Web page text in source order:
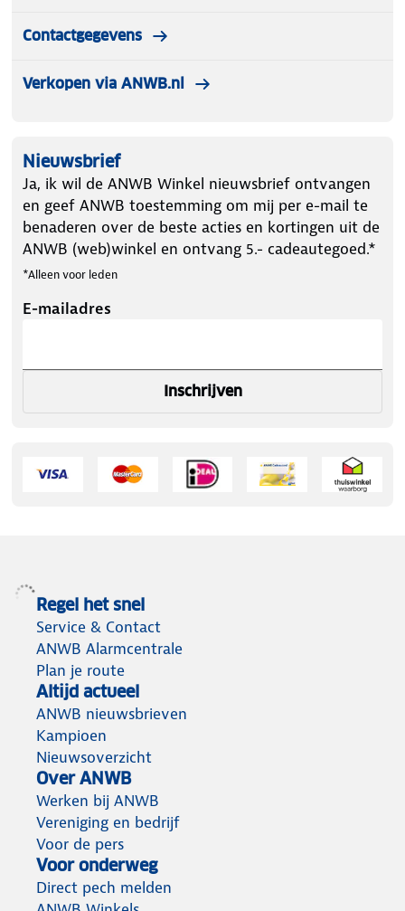
Contactgegevens
Verkopen via ANWB.nl
Nieuwsbrief
Ja, ik wil de ANWB Winkel nieuwsbrief ontvangen
en geef ANWB toestemming om mij per e-mail te
benaderen over de beste acties en kortingen uit de
ANWB (web)winkel en ontvang 5.- cadeautegoed.*
*Alleen voor leden
E-mailadres
Inschrijven
Regel het snel
Service & Contact
ANWB Alarmcentrale
Plan je route
Altijd actueel
ANWB nieuwsbrieven
Kampioen
Nieuwsoverzicht
Over ANWB
Werken bij ANWB
Vereniging en bedrijf
Voor de pers
Voor onderweg
Direct pech melden